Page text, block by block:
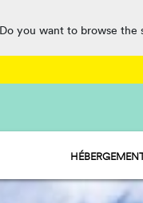
Do you want to browse the
HU CAMP -